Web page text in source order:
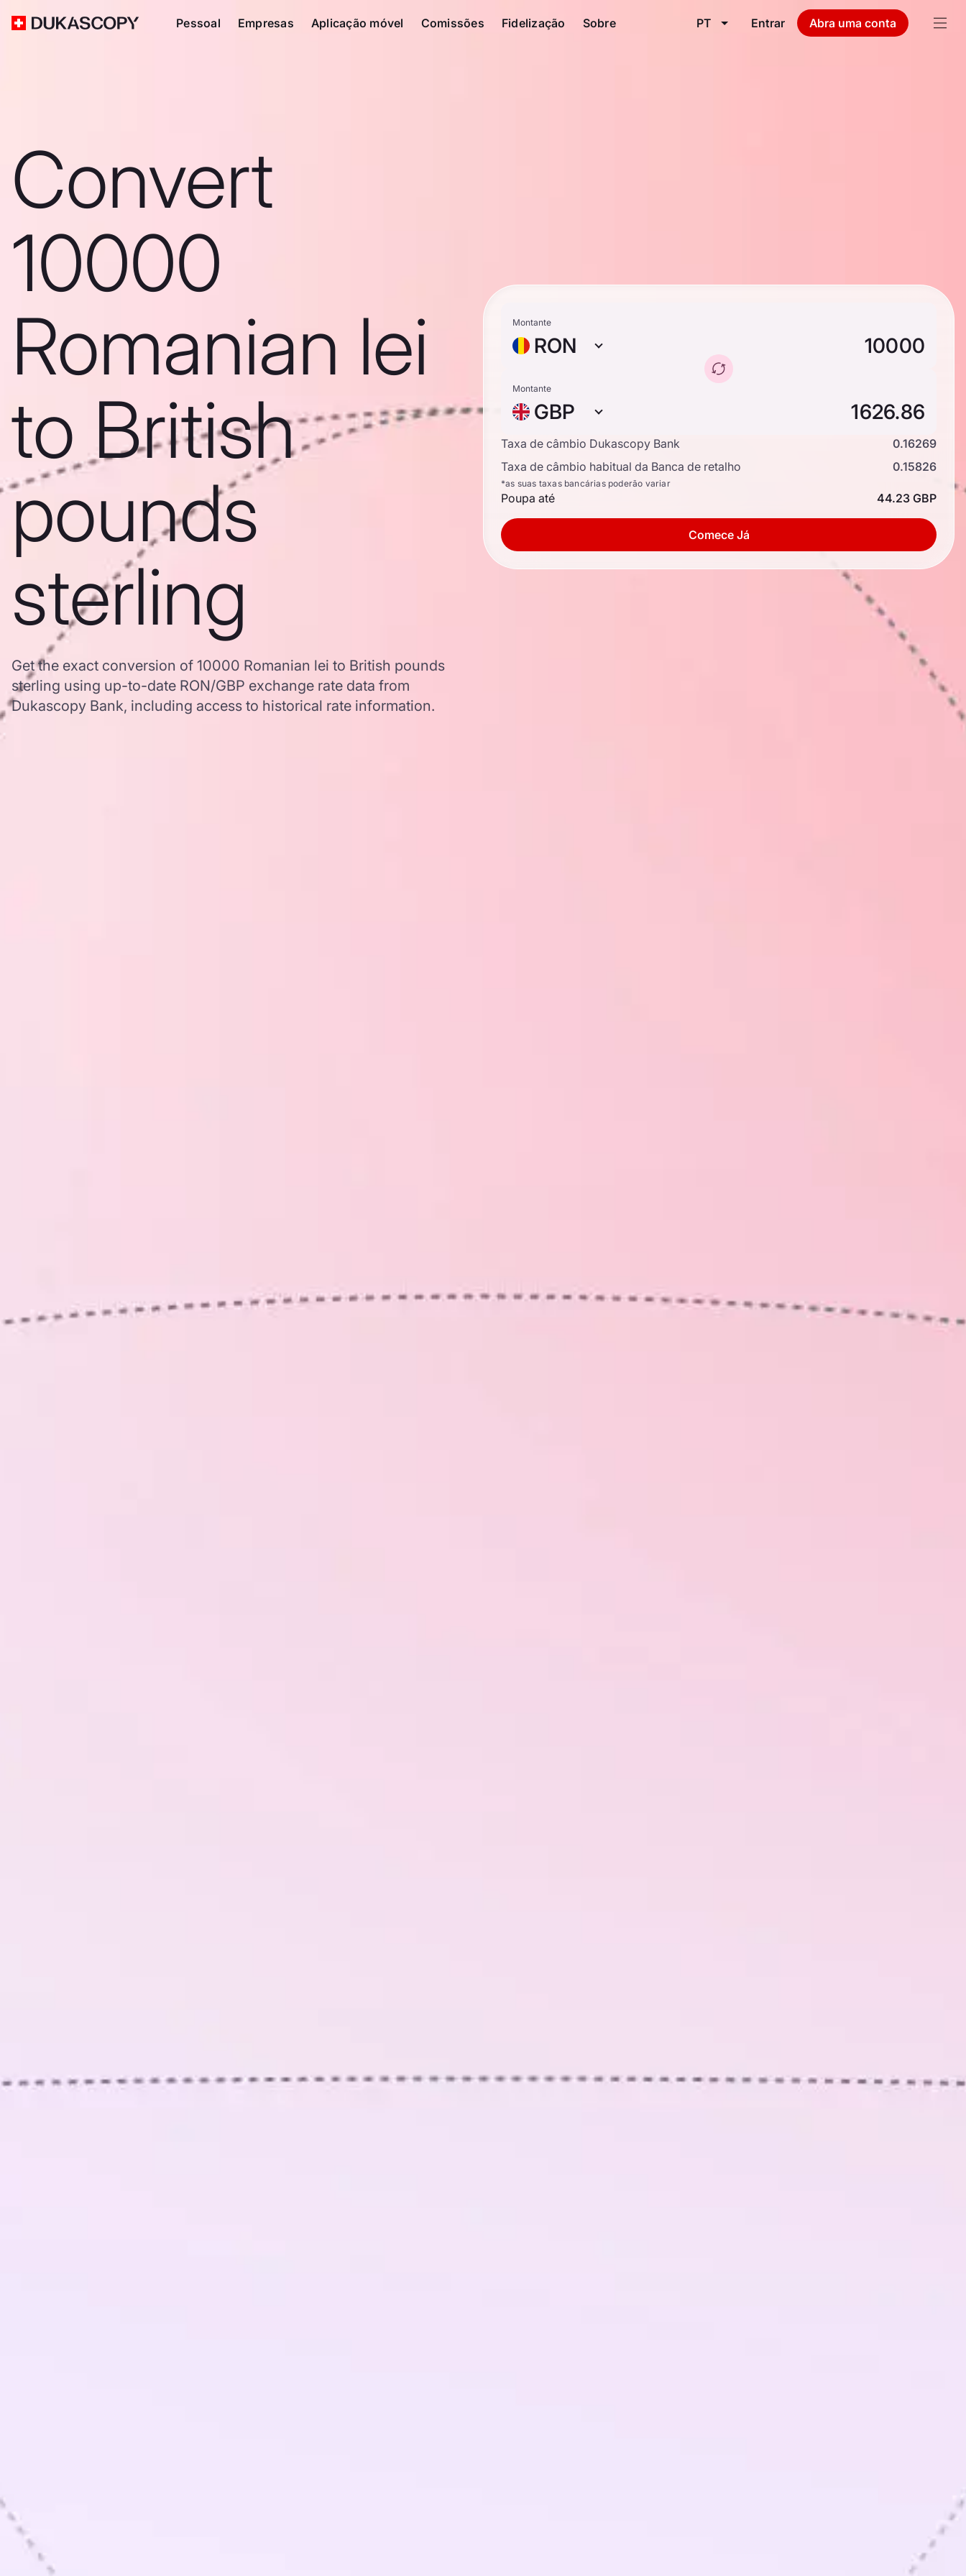
Pessoal Empresas Aplicação móvel Comissões Fidelização Sobre PT Entrar Abra uma conta
Convert
10000
Romanian lei
to British
pounds
sterling
Get the exact conversion of 10000 Romanian lei to British pounds
sterling using up-to-date RON/GBP exchange rate data from
Dukascopy Bank, including access to historical rate information.
Montante
RON
Montante
GBP
Taxa de câmbio Dukascopy Bank
0.16269
Taxa de câmbio habitual da Banca de retalho
0.15826
*as suas taxas bancárias poderão variar
Poupa até 44.23 GBP
Comece Já